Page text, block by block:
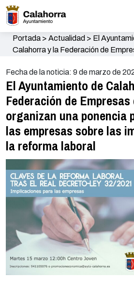
Portada> Actualidad > El
Calahorra y la Federación de
empresas sobre las implicaciones
laboral
Fecha de la noticia: 9 de marzo de
El Ayuntamiento de
Federación de
organizan una ponencia
las empresas sobre las
la reforma laboral